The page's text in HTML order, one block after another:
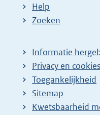
Help
Zoeken
Informatie
Privacy en cookies
Toegankelijkheid
Sitemap
E
Kwetsbaarheid